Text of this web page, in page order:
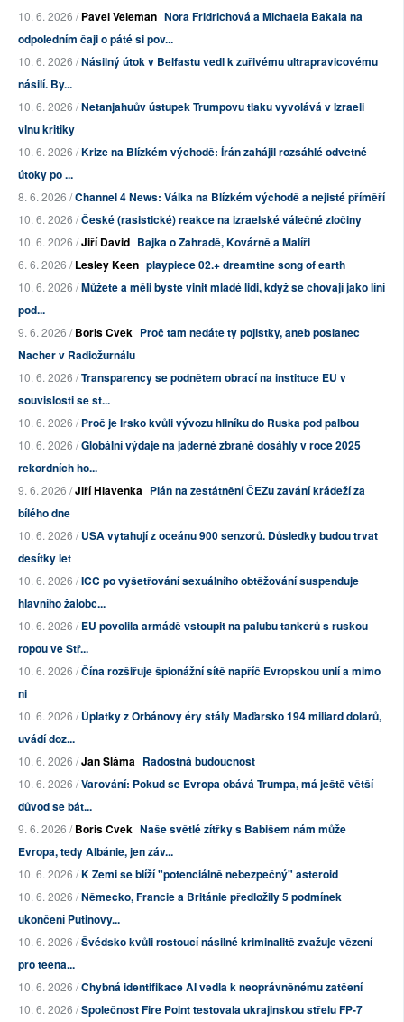
10. 6. 2026 /Pavel Veleman Nora Fridrichová a Michaela Bakala na
odpoledním čaji o páté si pov...
10. 6. 2026 /Násilný útok v Belfastu vedl k zuřivému ultrapravicovému
násilí. By...
10. 6. 2026 /Netanjahuův ústupek Trumpovu tlaku vyvolává v Izraeli
vlnu kritiky
10. 6. 2026 /Krize na Blízkém východě: Írán zahájil rozsáhlé odvetné
útoky po ...
8. 6. 2026 /Channel 4 News: Válka na Blízkém východě a nejisté příměří
10. 6. 2026 /České (rasistické) reakce na izraelské válečné zločiny
10. 6. 2026 /Jiří David Bajka o Zahradě, Kovárně a Malíři
6. 6. 2026 /Lesley Keen playpiece 02.+ dreamtine song of earth
10. 6. 2026 /Můžete a měli byste vinit mladé lidi, když se chovají jako líní
pod...
9. 6. 2026 /Boris Cvek Proč tam nedáte ty pojistky, aneb poslanec
Nacher v Radiožurnálu
10. 6. 2026 /Transparency se podnětem obrací na instituce EU v
souvislosti se st...
10. 6. 2026 /Proč je Irsko kvůli vývozu hliníku do Ruska pod palbou
10. 6. 2026 /Globální výdaje na jaderné zbraně dosáhly v roce 2025
rekordních ho...
9. 6. 2026 /Jiří Hlavenka Plán na zestátnění ČEZu zavání krádeží za
bílého dne
10. 6. 2026 /USA vytahují z oceánu 900 senzorů. Důsledky budou trvat
desítky let
10. 6. 2026 /ICC po vyšetřování sexuálního obtěžování suspenduje
hlavního žalobc...
10. 6. 2026 /EU povolila armádě vstoupit na palubu tankerů s ruskou
ropou ve Stř...
10. 6. 2026 /Čína rozšiřuje špionážní sítě napříč Evropskou unií a mimo
ni
10. 6. 2026 /Úplatky z Orbánovy éry stály Maďarsko 194 miliard dolarů,
uvádí doz...
10. 6. 2026 /Jan Sláma Radostná budoucnost
10. 6. 2026 /Varování: Pokud se Evropa obává Trumpa, má ještě větší
důvod se bát...
9. 6. 2026 /Boris Cvek Naše světlé zítřky s Babišem nám může
Evropa, tedy Albánie, jen záv...
10. 6. 2026 /K Zemi se blíží "potenciálně nebezpečný" asteroid
10. 6. 2026 /Německo, Francie a Británie předložily 5 podmínek
ukončení Putinovy...
10. 6. 2026 /Švédsko kvůli rostoucí násilné kriminalitě zvažuje vězení
pro teena...
10. 6. 2026 /Chybná identifikace AI vedla k neoprávněnému zatčení
10. 6. 2026 /Společnost Fire Point testovala ukrajinskou střelu FP-7